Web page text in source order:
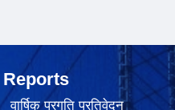
Reports
वार्षिक प्रगति प्रतिवेदन